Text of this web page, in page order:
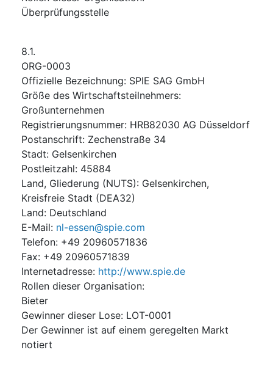
Überprüfungsstelle
8.1.
ORG-0003
Offizielle Bezeichnung: SPIE SAG GmbH
Größe des Wirtschaftsteilnehmers:
Großunternehmen
Registrierungsnummer: HRB82030 AG Düsseldorf
Postanschrift: Zechenstraße 34
Stadt: Gelsenkirchen
Postleitzahl: 45884
Land, Gliederung (NUTS): Gelsenkirchen,
Kreisfreie Stadt (DEA32)
Land: Deutschland
E-Mail: nl-essen@spie.com
Telefon: +49 20960571836
Fax: +49 20960571839
Internetadresse: http://www.spie.de
Rollen dieser Organisation:
Bieter
Gewinner dieser Lose: LOT-0001
Der Gewinner ist auf einem geregelten Markt
notiert